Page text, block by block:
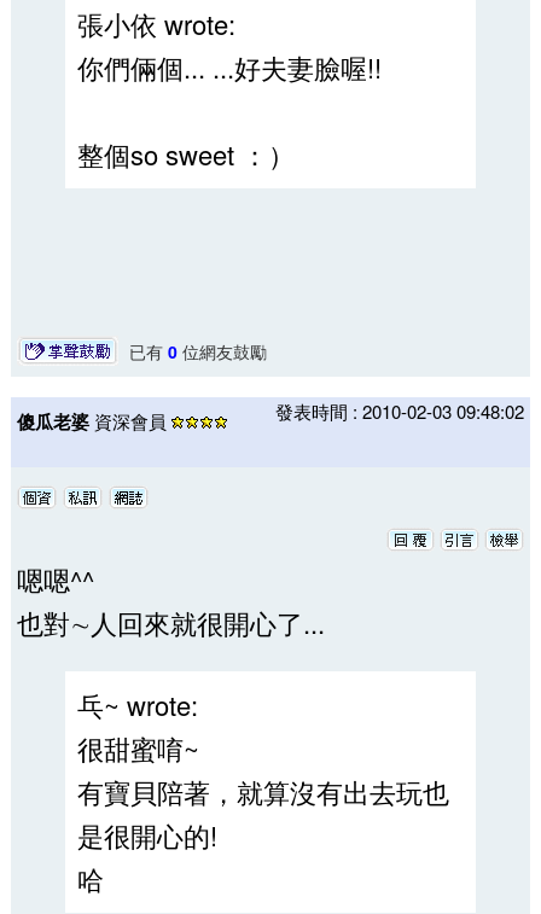
張小依 wrote:
你們倆個... ...好夫妻臉喔!!
整個so sweet ：）
已有 0位網友鼓勵
傻瓜老婆 資深會員 發表時間 : 2010-02-03 09:48:02
嗯嗯^^
也對∼人回來就很開心了...
乓~ wrote:
很甜蜜唷~
有寶貝陪著，就算沒有出去玩也
是很開心的!
哈